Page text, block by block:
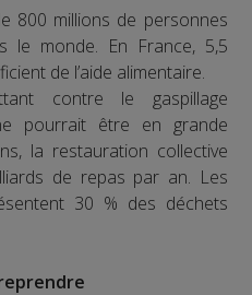
800 millions de personnes
le monde. En France, 5,5
de l’aide alimentaire.
contre le gaspillage
pourrait être en grande
la restauration collective
de repas par an. Les
30 % des déchets